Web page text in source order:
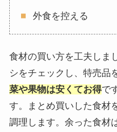
外食を控える
食材の買い方を工夫しま
シをチェックし、特売品
菜や果物は安くてお得で
す。まとめ買いした食材
調理します。余った食材